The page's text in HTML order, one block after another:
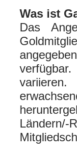
Was ist
Das
Ländern/-